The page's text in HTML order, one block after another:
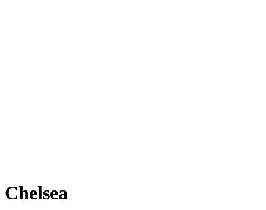
Chelsea